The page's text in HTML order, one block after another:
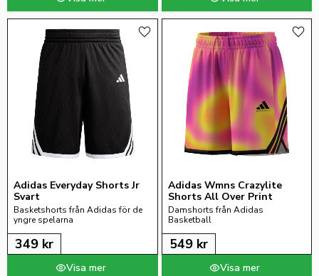
Adidas Everyday Shorts Jr
Svart
Basketshorts från Adidas för de
yngre spelarna
349 kr
Lägg till i favoriter
Adidas Wmns Crazylite
Shorts All Over Print
Damshorts från Adidas
Basketball
549kr